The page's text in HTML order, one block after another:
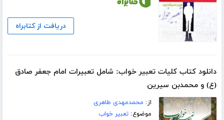
دریافت از کتابراه
دانلود کتاب کلیات تعبیر خواب: شامل تعبیرات امام جعفر صادق
(ع) و محمدبن سیرین
از: محمدمهدی طاهری
موضوع:تعبیر خواب